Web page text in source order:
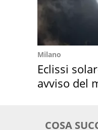
Milano
Eclissi
avviso del